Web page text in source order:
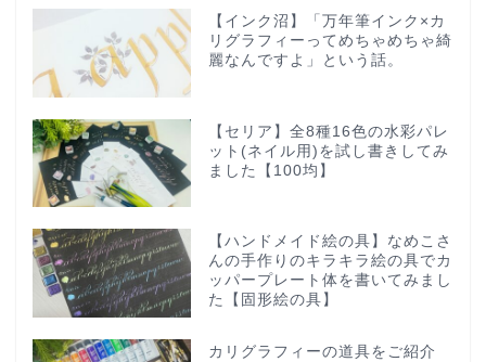
【インク沼】「万年筆インク×カ
リグラフィーってめちゃめちゃ綺
麗なんですよ」という話。
【セリア】全8種16色の水彩パレ
ット(ネイル用)を試し書きしてみ
ました【100均】
【ハンドメイド絵の具】なめこさ
んの手作りのキラキラ絵の具でカ
ッパープレート体を書いてみまし
た【固形絵の具】
カリグラフィーの道具をご紹介